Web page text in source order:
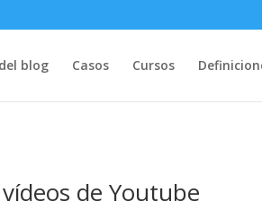
blog Casos Cursos
de Youtube